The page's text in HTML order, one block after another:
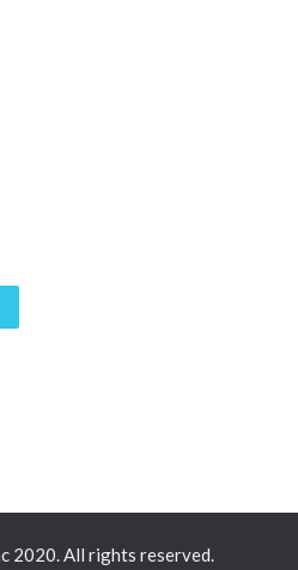
2020. All rights reserved.